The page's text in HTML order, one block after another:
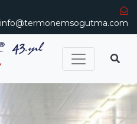
info@termonemsogutma.com